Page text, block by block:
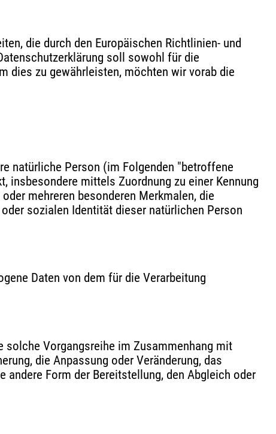
die durch den Europäischen Richtlinien- und
soll sowohl für die
dies zu gewährleisten, möchten wir vorab die
natürliche Person (im Folgenden "betroffene
insbesondere mittels Zuordnung zu einer Kennung
mehreren besonderen Merkmalen, die
sozialen Identität dieser natürlichen Person
Daten von dem für die Verarbeitung
Vorgangsreihe im Zusammenhang mit
die Anpassung oder Veränderung, das
andere Form der Bereitstellung, den Abgleich oder